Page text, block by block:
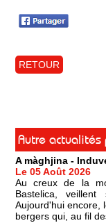
RETOUR
Autre actualités
A màghjina -
Le 05 Août 2026
Au creux de la
Bastelica,
Aujourd'hui encore,
bergers qui, au fil